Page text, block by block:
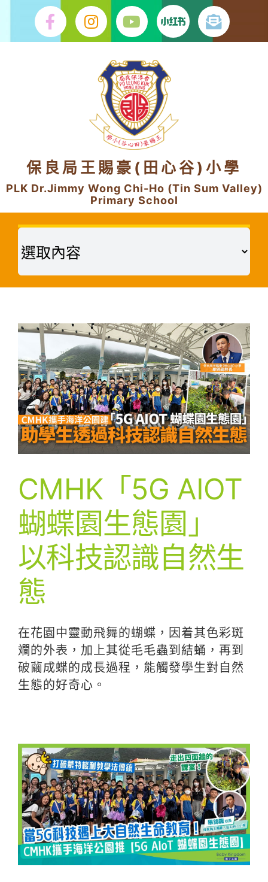
content
保良局王賜豪(田心谷)小學
PLK Dr.Jimmy Wong Chi-Ho (Tin Sum Valley)
Primary School
CMHK「5G AIOT
蝴蝶園生態園」
以科技認識自然生
態
在花園中靈動飛舞的蝴蝶，因着其色彩斑
斕的外表，加上其從毛毛蟲到結蛹，再到
破繭成蝶的成長過程，能觸發學生對自然
生態的好奇心。